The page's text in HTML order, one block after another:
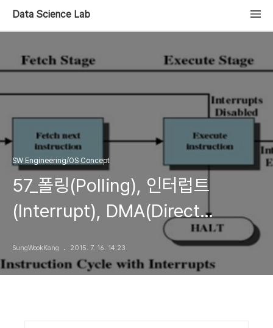
Data Science Lab
SW Engineering/OS Concept
57_폴링(Polling), 인터럽트
(Interrupt), DMA(Direct
SungWookKang 2015. 7. 16. 14:23